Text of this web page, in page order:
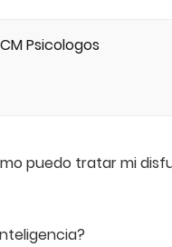
Psicologos
puedo tratar mi